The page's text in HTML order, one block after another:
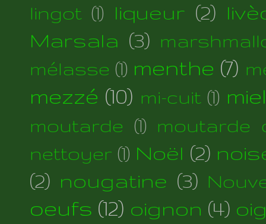
lingot (1) liqueur (2)
Marsala (3)
mélasse (1) menthe (7)
mezzé (10) mi-cuit (1) miel
moutarde (1) moutarde
nettoyer (1) Noël (2)
(2) nougatine (3)
oeufs (12) oignon (4)